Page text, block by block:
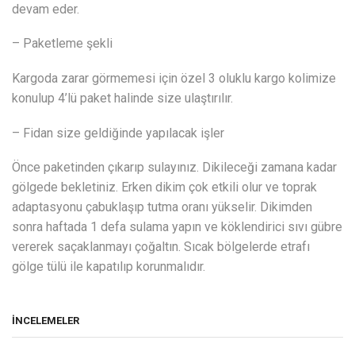
devam eder.
– Paketleme şekli
Kargoda zarar görmemesi için özel 3 oluklu kargo kolimize
konulup 4’lü paket halinde size ulaştırılır.
– Fidan size geldiğinde yapılacak işler
Önce paketinden çıkarıp sulayınız. Dikileceği zamana kadar
gölgede bekletiniz. Erken dikim çok etkili olur ve toprak
adaptasyonu çabuklaşıp tutma oranı yükselir. Dikimden
sonra haftada 1 defa sulama yapın ve köklendirici sıvı gübre
vererek saçaklanmayı çoğaltın. Sıcak bölgelerde etrafı
gölge tülü ile kapatılıp korunmalıdır.
İNCELEMELER